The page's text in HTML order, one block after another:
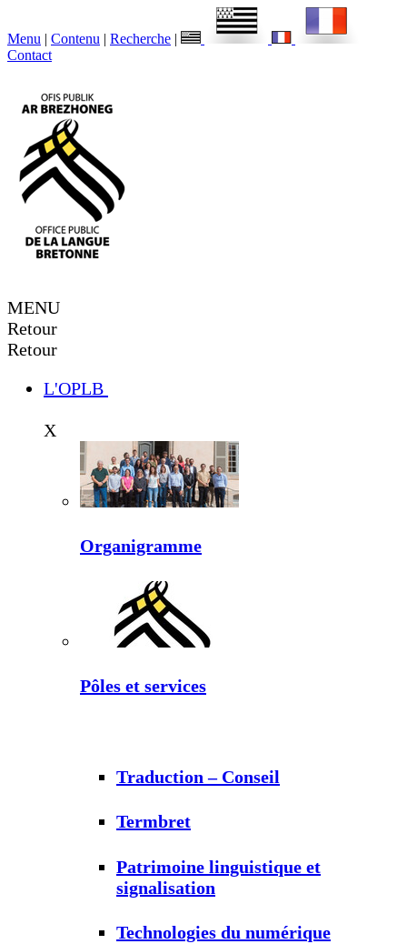
Menu | Contenu | Recherche |
Contact
MENU
Retour
Retour
L'OPLB
X
Organigramme
Pôles et services
Traduction – Conseil
Termbret
Patrimoine linguistique et
signalisation
Technologies du numérique